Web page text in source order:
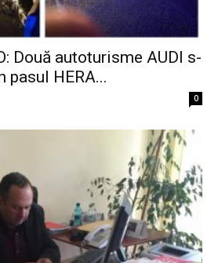
Două autoturisme AUDI s-
pasul HERA...
0